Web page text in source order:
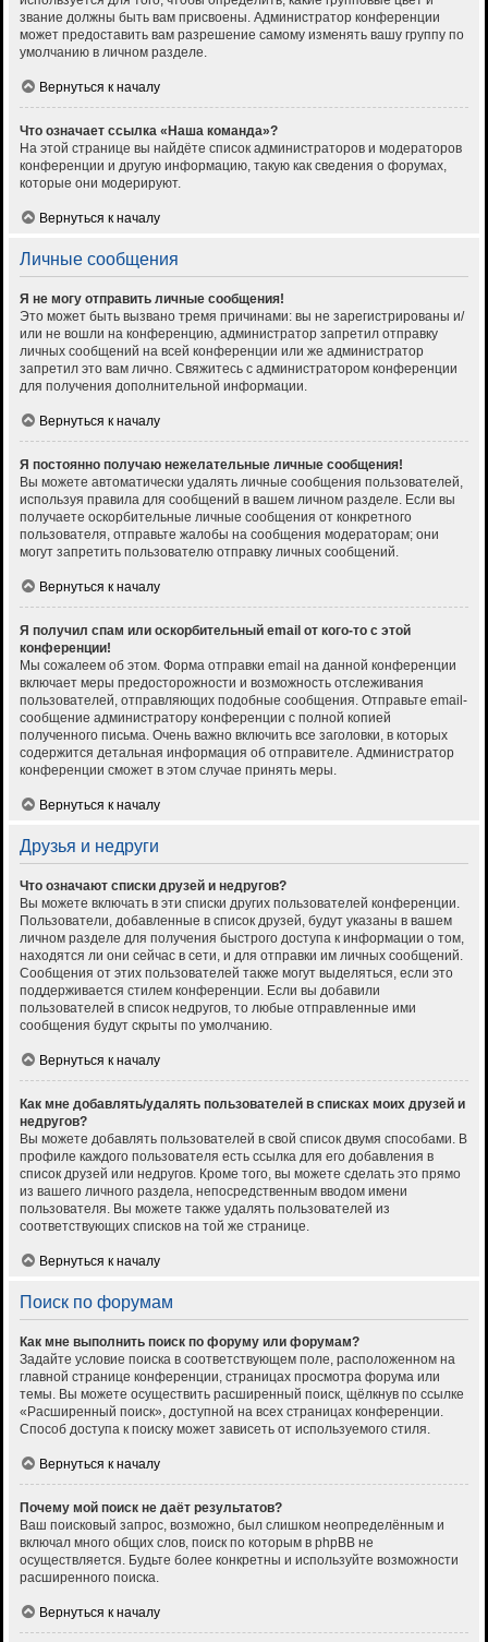
звание должны быть вам присвоены. Администратор конференции
может предоставить вам разрешение самому изменять вашу группу по
умолчанию в личном разделе.
Вернуться к началу
Что означает ссылка «Наша команда»?
На этой странице вы найдёте список администраторов и модераторов
конференции и другую информацию, такую как сведения о форумах,
которые они модерируют.
Вернуться к началу
Личные сообщения
Я не могу отправить личные сообщения!
Это может быть вызвано тремя причинами: вы не зарегистрированы и/
или не вошли на конференцию, администратор запретил отправку
личных сообщений на всей конференции или же администратор
запретил это вам лично. Свяжитесь с администратором конференции
для получения дополнительной информации.
Вернуться к началу
Я постоянно получаю нежелательные личные сообщения!
Вы можете автоматически удалять личные сообщения пользователей,
используя правила для сообщений в вашем личном разделе. Если вы
получаете оскорбительные личные сообщения от конкретного
пользователя, отправьте жалобы на сообщения модераторам; они
могут запретить пользователю отправку личных сообщений.
Вернуться к началу
Я получил спам или оскорбительный email от кого-то с этой
конференции!
Мы сожалеем об этом. Форма отправки email на данной конференции
включает меры предосторожности и возможность отслеживания
пользователей, отправляющих подобные сообщения. Отправьте email-
сообщение администратору конференции с полной копией
полученного письма. Очень важно включить все заголовки, в которых
содержится детальная информация об отправителе. Администратор
конференции сможет в этом случае принять меры.
Вернуться к началу
Друзья и недруги
Что означают списки друзей и недругов?
Вы можете включать в эти списки других пользователей конференции.
Пользователи, добавленные в список друзей, будут указаны в вашем
личном разделе для получения быстрого доступа к информации о том,
находятся ли они сейчас в сети, и для отправки им личных сообщений.
Сообщения от этих пользователей также могут выделяться, если это
поддерживается стилем конференции. Если вы добавили
пользователей в список недругов, то любые отправленные ими
сообщения будут скрыты по умолчанию.
Вернуться к началу
Как мне добавлять/удалять пользователей в списках моих друзей и
недругов?
Вы можете добавлять пользователей в свой список двумя способами. В
профиле каждого пользователя есть ссылка для его добавления в
список друзей или недругов. Кроме того, вы можете сделать это прямо
из вашего личного раздела, непосредственным вводом имени
пользователя. Вы можете также удалять пользователей из
соответствующих списков на той же странице.
Вернуться к началу
Поиск по форумам
Как мне выполнить поиск по форуму или форумам?
Задайте условие поиска в соответствующем поле, расположенном на
главной странице конференции, страницах просмотра форума или
темы. Вы можете осуществить расширенный поиск, щёлкнув по ссылке
«Расширенный поиск», доступной на всех страницах конференции.
Способ доступа к поиску может зависеть от используемого стиля.
Вернуться к началу
Почему мой поиск не даёт результатов?
Ваш поисковый запрос, возможно, был слишком неопределённым и
включал много общих слов, поиск по которым в phpBB не
осуществляется. Будьте более конкретны и используйте возможности
расширенного поиска.
Вернуться к началу